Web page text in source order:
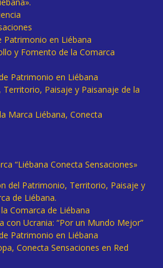
Patrimonio en Liébana
y Fomento de la Comarca
Patrimonio en Liébana
Territorio, Paisaje y Paisanaje de la
Marca Liébana, Conecta
“Liébana Conecta Sensaciones»
del Patrimonio, Territorio, Paisaje y
de Liébana.
Comarca de Liébana
con Ucrania: “Por un Mundo Mejor”
Patrimonio en Liébana
Conecta Sensaciones en Red